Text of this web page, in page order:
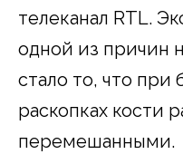
телеканал RTL.
одной из причин
стало то, что при
раскопках кости
перемешанными.